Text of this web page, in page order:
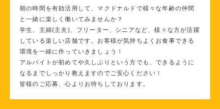
朝の時間を有効活用して、マクドナルドで様々な年齢の仲間
と一緒に楽しく働いてみませんか？
学生、主婦(主夫)、フリーター、シニアなど、様々な方が活躍
している楽しい店舗です。お客様が気持ちよくお食事できる
環境を一緒に作っていきましょう！
アルバイトが初めてや久しぶりという方でも、できるように
なるまでしっかり教えますのでご安心ください！
皆様のご応募、心よりお待ちしております。